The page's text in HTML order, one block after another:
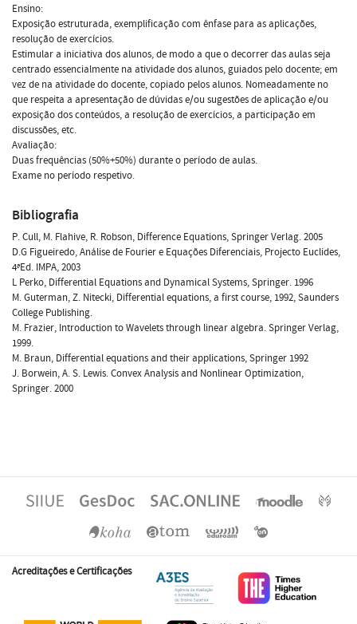
Ensino:
Exposição estruturada, exemplificação com ênfase para as aplicações,
resolução de exercícios.
Estimular a iniciativa dos alunos, de modo a que o decorrer das aulas seja
centrado essencialmente na atividade dos alunos, guiados pelo docente; em
vez de na atividade do docente, copiado pelos alunos. Nomeadamente no
que respeita a apresentação de dúvidas e/ou sugestões de aplicação e/ou
exposição dos conteúdos, a resolução de exercícios, a participação em
discussões, etc.
Avaliação:
Duas frequências (50%+50%) durante o período de aulas.
Exame no período respetivo.
Bibliografia
P. Cull, M. Flahive, R. Robson, Difference Equations, Springer Verlag. 2005
D.G Figueiredo, Análise de Fourier e Equações Diferenciais, Projecto Euclides,
4ªEd. IMPA, 2003
L Perko, Differential Equations and Dynamical Systems, Springer. 1996
M. Guterman, Z. Nitecki, Differential equations, a first course, 1992, Saunders
College Publishing.
M. Frazier, Introduction to Wavelets through linear algebra. Springer Verlag,
1999.
M. Braun, Differential equations and their applications, Springer 1992
J. Borwein, A. S. Lewis. Convex Analysis and Nonlinear Optimization,
Springer. 2000
Acreditações e Certificações